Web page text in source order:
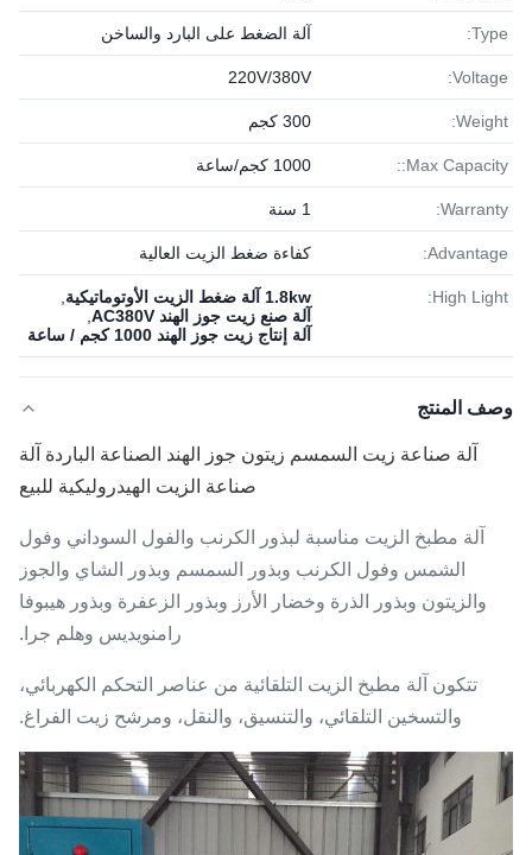
Type: آلة الضغط على البارد والساخن
Voltage:
220V/380V
Weight: 300 كجم
Max Capacity:: 1000 كجم/ساعة
Warranty: 1 سنة
Advantage: كفاءة ضغط الزيت العالية
High Light: 1.8kw آلة ضغط الزيت الأوتوماتيكية
آلة صنع زيت جوز الهند AC380V
آلة إنتاج زيت جوز الهند 1000 كجم / ساعة
وصف المنتج
آلة صناعة زيت السمسم زيتون جوز الهند الصناعة الباردة آلة
صناعة الزيت الهيدروليكية للبيع
آلة مطبخ الزيت مناسبة لبذور الكرنب والفول السوداني وفول
الشمس وفول الكرنب وبذور السمسم وبذور الشاي والجوز
والزيتون وبذور الذرة وخضار الأرز وبذور الزعفرة وبذور هيبوفا
رامنويديس وهلم جرا.
تتكون آلة مطبخ الزيت التلقائية من عناصر التحكم الكهربائي،
والتسخين التلقائي، والتنسيق، والنقل، ومرشح زيت الفراغ.